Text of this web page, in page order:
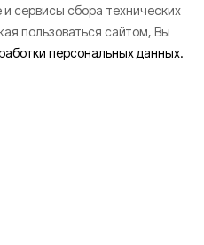
сервисы сбора технических
пользоваться сайтом, Вы
персональных данных.
в Белгородскую
пять лет